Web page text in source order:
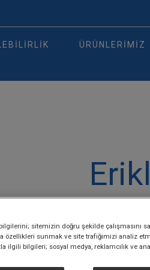
ÜRÜNLERIMIZ
Erikli 10 L
sitemizin doğru şekilde çalışmasını
özellikleri sunmak ve site trafiğimizi analiz
ilgili bilgileri; sosyal medya, reklamcılık ve